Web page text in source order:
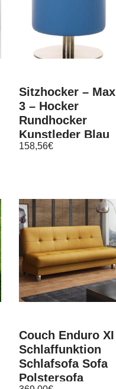
Sitzhocker – Max
3 – Hocker
Rundhocker
Kunstleder Blau
38×38 cm
158,56€
Couch Enduro XI
Schlaffunktion
Schlafsofa Sofa
Polstersofa